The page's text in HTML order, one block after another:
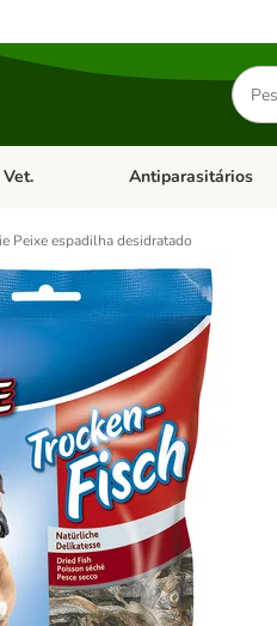
de categoria: GatosAbrir menu de
Antiparasitários
Peixe espadilha desidratado